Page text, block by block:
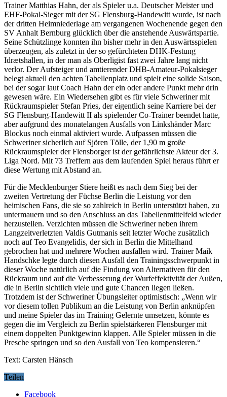
Trainer Matthias Hahn, der als Spieler u.a. Deutscher Meister und
EHF-Pokal-Sieger mit der SG Flensburg-Handewitt wurde, ist nach
der dritten Heimniederlage am vergangenen Wochenende gegen den
SV Anhalt Bernburg glücklich über die anstehende Auswärtspartie.
Seine Schützlinge konnten ihn bisher mehr in den Auswärtsspielen
überzeugen, als zuletzt in der so gefürchteten DHK-Festung
Idrætshallen, in der man als Oberligist fast zwei Jahre lang nicht
verlor. Der Aufsteiger und amtierender DHB-Amateur-Pokalsieger
belegt aktuell den achten Tabellenplatz und spielt eine solide Saison,
bei der sogar laut Coach Hahn der ein oder andere Punkt mehr drin
gewesen wäre. Ein Wiedersehen gibt es für viele Schweriner mit
Rückraumspieler Stefan Pries, der eigentlich seine Karriere bei der
SG Flensburg-Handewitt II als spielender Co-Trainer beendet hatte,
aber aufgrund des monatelangen Ausfalls von Linkshänder Marc
Blockus noch einmal aktiviert wurde. Aufpassen müssen die
Schweriner sicherlich auf Sjören Tölle, der 1,90 m große
Rückraumspieler der Flensborger ist der gefährlichste Akteur der 3.
Liga Nord. Mit 73 Treffern aus dem laufenden Spiel heraus führt er
diese Wertung mit Abstand an.
Für die Mecklenburger Stiere heißt es nach dem Sieg bei der
zweiten Vertretung der Füchse Berlin die Leistung vor den
heimischen Fans, die sie so zahlreich in Berlin unterstützt haben, zu
untermauern und so den Anschluss an das Tabellenmittelfeld wieder
herzustellen. Verzichten müssen die Schweriner neben ihrem
Langzeitverletzten Valdis Gutmanis seit letzter Woche zusätzlich
noch auf Teo Evangelidis, der sich in Berlin die Mittelhand
gebrochen hat und mehrere Wochen ausfallen wird. Trainer Maik
Handschke legte durch diesen Ausfall den Trainingsschwerpunkt in
dieser Woche natürlich auf die Findung von Alternativen für den
Rückraum und auf die Verbesserung der Wurfeffektivität der Außen,
die in Berlin sichtlich viele und gute Chancen liegen ließen.
Trotzdem ist der Schweriner Übungsleiter optimistisch: „Wenn wir
vor diesem tollen Publikum an die Leistung von Berlin anknüpfen
und meine Spieler das im Training Gelernte umsetzen, könnte es
gegen die im Vergleich zu Berlin spielstärkeren Flensburger mit
einem doppelten Punktgewinn klappen. Alle Spieler müssen in die
Presche springen und so den Ausfall von Teo kompensieren.“
Text: Carsten Hänsch
Teilen
Facebook